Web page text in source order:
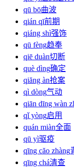
qū bō曲波
qián qī前期
qiáng shì强饰
qū fèng趋奉
qiē duàn切断
què dìng确定
qiăng àn抢案
qì dòng气动
qiān dīng wàn
qǐ yòng启用
quán miàn全面
qū yì驱疫
qīng căo zhàng
qīng chá清查